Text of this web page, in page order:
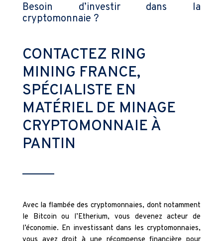
Besoin d’investir dans la
cryptomonnaie ?
CONTACTEZ RING
MINING FRANCE,
SPÉCIALISTE EN
MATÉRIEL DE MINAGE
CRYPTOMONNAIE À
PANTIN
Avec la flambée des cryptomonnaies, dont notamment
le Bitcoin ou l’Etherium, vous devenez acteur de
l’économie. En investissant dans les cryptomonnaies,